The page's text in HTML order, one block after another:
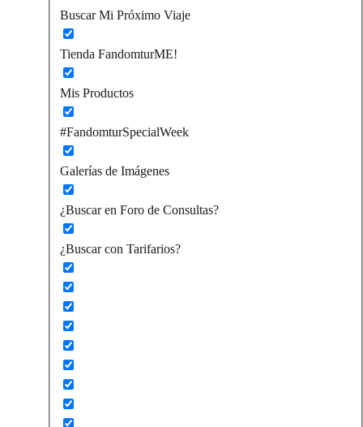
Buscar Mi Próximo Viaje
Tienda FandomturME!
Mis Productos
#FandomturSpecialWeek
Galerías de Imágenes
¿Buscar en Foro de Consultas?
¿Buscar con Tarifarios?